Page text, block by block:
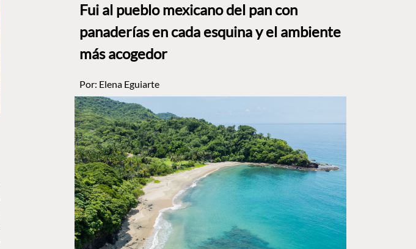
Fui al pueblo mexicano del pan con
panaderías en cada esquina y el ambiente
más acogedor
Por: Elena Eguiarte